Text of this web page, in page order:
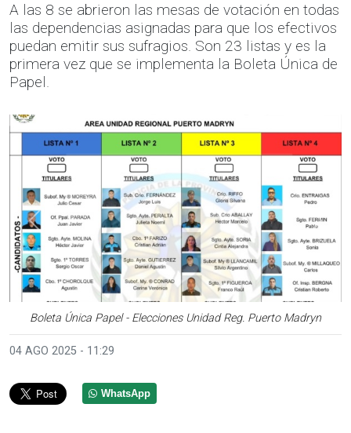
A las 8 se abrieron las mesas de votación en todas
las dependencias asignadas para que los efectivos
puedan emitir sus sufragios. Son 23 listas y es la
primera vez que se implementa la Boleta Única de
Papel.
Boleta Única Papel - Elecciones Unidad Reg. Puerto Madryn
Anterior
04 AGO 2025 - 11:29
WhatsApp